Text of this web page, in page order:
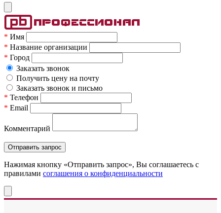
* Имя
* Название организации
* Город
Заказать звонок
Получить цену на почту
Заказать звонок и письмо
* Телефон
* Email
Комментарий
Нажимая кнопку «Отправить запрос», Вы соглашаетесь c
правилами соглашения о конфиденциальности